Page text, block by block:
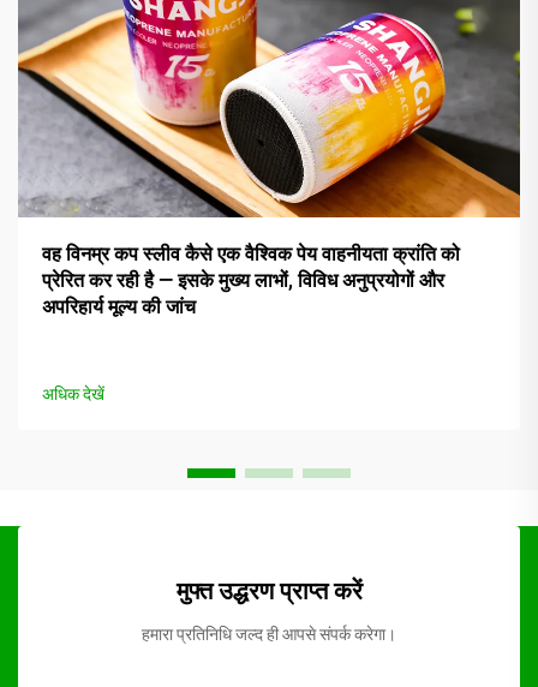
वह विनम्र कप स्लीव कैसे एक वैश्विक पेय वाहनीयता क्रांति को
प्रेरित कर रही है — इसके मुख्य लाभों, विविध अनुप्रयोगों और
अपरिहार्य मूल्य की जांच
अधिक देखें
मुफ्त उद्धरण प्राप्त करें
हमारा प्रतिनिधि जल्द ही आपसे संपर्क करेगा।